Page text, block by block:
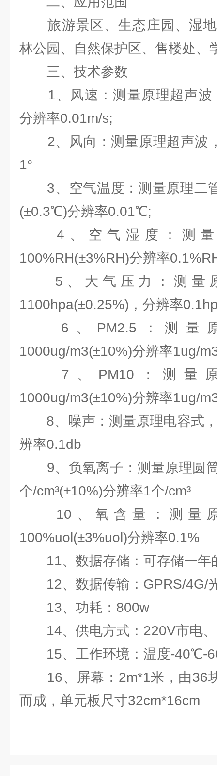
旅游景区、生态庄园、湿地
林公园、自然保护区、售楼处、
三、技术参数
1、风速：测量原理超声波
分辨率0.01m/s;
2、风向：测量原理超声波，
1°
3、空气温度：测量原理二
(±0.3℃)分辨率0.01℃;
4、空气湿度：测量
100%RH(±3%RH)分辨率
5、大气压力：测量原
1100hpa(±0.25%)，分辨率
6、PM2.5：测量
1000ug/m3(±10%)分辨率1ug/
7、PM10：测量原
1000ug/m3(±10%)分辨率1ug/
8、噪声：测量原理电容式，
辨率0.1db
9、负氧离子：测量原理圆
个/cm³(±10%)分辨率1个/cm³
10、氧含量：测量
100%uol(±3%uol)分辨率0.1%
11、数据存储：可存储一年
12、数据传输：GPRS/4G/
13、功耗：800w
14、供电方式：220V市电、
15、工作环境：温度-40℃-
16、屏幕：2m*1米，由36
而成，单元板尺寸32cm*16cm